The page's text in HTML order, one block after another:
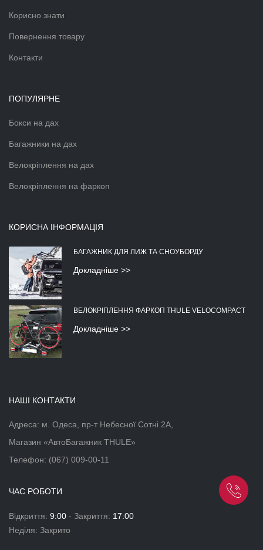
Корисно знати
Повернення товару
Контакти
ПОПУЛЯРНЕ
Бокси на дах
Багажники на дах
Велокріплення на дах
Велокріплення на фаркоп
КОРИСНА ІНФОРМАЦІЯ
БАГАЖНИК ДЛЯ ЛИЖ ТА СНОУБОРДУ
Докладніше >>
ВЕЛОКРІПЛЕННЯ ФАРКОП THULE VELOCOMPACT
Докладніше >>
НАШІ КОНТАКТИ
Адреса: м. Одеса, пр-т Небесної Сотні 2А,
Магазин «АвтоБагажник THULE»
Телефон: (067) 009-00-11
ЧАС РОБОТИ
Відкриття: 9:00 - Закриття: 17:00
Неділя: Закрито